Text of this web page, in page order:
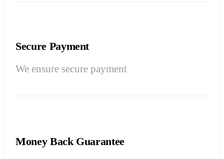
Secure Payment
We ensure secure payment
Money Back Guarantee